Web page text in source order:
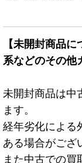
【未開封商品
系などのその他
未開封商品は中
ます。
経年劣化による
ある場合がござ
また中古での買